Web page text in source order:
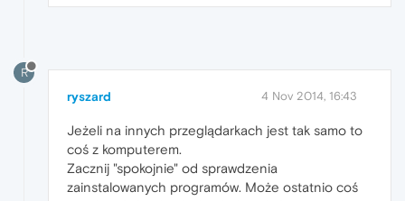
R
ryszard 4 Nov 2014, 16:43
Jeżeli na innych przeglądarkach jest tak samo to
coś z komputerem.
Zacznij "spokojnie" od sprawdzenia
zainstalowanych programów. Może ostatnio coś